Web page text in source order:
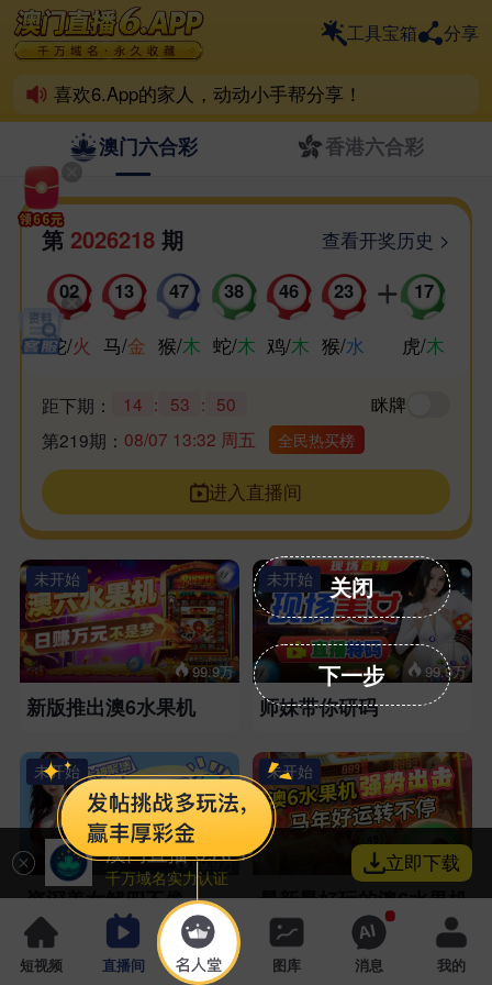
工具宝箱 分享
一个6.App，整个六合界
6.App离不开彩民支持！
喜欢6.App的家人，动动小手帮分享！
祝各位好运爆棚，天天喜中百万！
澳门六合彩 香港六合彩
第 2026218 期
查看开奖历史 >
02
蛇/火
13
马/金
47
猴/木
38
蛇/木
46
鸡/木
23
猴/水
17
虎/木
距下期： 14 : 53 : 50
眯牌
第219期： 08/07 13:32 周五 全民热买榜
进入直播间
未开始
99.9万
新版推出澳6水果机
未开始
99.9万
师妹带你研码
未开始
99.9万
资深美女解四不像
未开始
99.9万
最新最好玩的澳6水果机
未开始 未开始
澳门直播 6.APP
千万域名实力认证
立即下载
关闭
下一步
短视频 直播间 名人堂 图库 消息 我的